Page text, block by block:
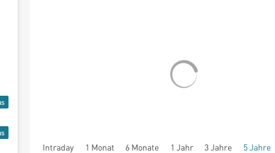
Intraday 1 Monat 6 Monate 1 Jahr 3 Jahre 5 Jahre